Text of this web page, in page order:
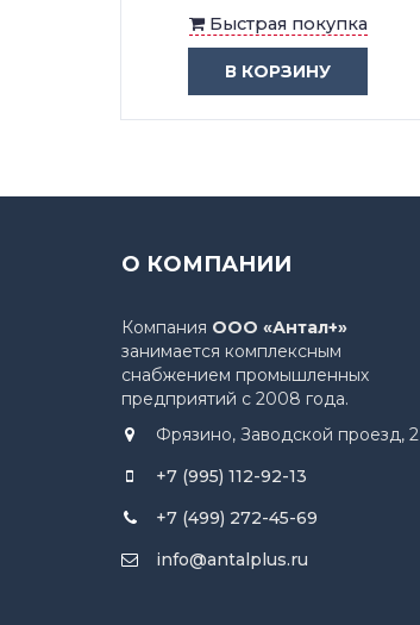
Быстрая покупка
В КОРЗИНУ
О КОМПАНИИ
Компания ООО «Антал+»
занимается комплексным
снабжением промышленных
предприятий с 2008 года.
Фрязино, Заводской проезд, 2
+7 (995) 112-92-13
+7 (499) 272-45-69
info@antalplus.ru